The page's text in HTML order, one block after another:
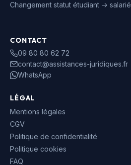
Changement statut étudiant → salarié
CONTACT
09 80 80 62 72
contact@assistances-juridiques.fr
WhatsApp
LÉGAL
Mentions légales
CGV
Politique de confidentialité
Politique cookies
FAQ